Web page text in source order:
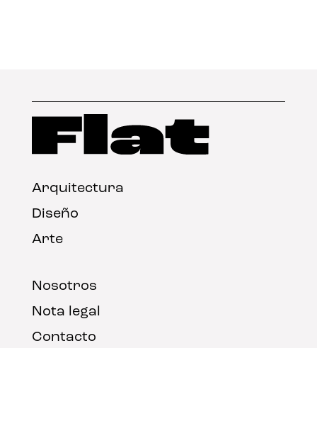
Arquitectura
Diseño
Arte
Nosotros
Nota legal
Contacto